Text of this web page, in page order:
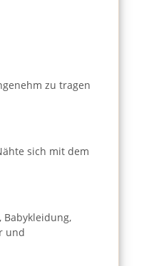
zu tragen
sich mit dem
und